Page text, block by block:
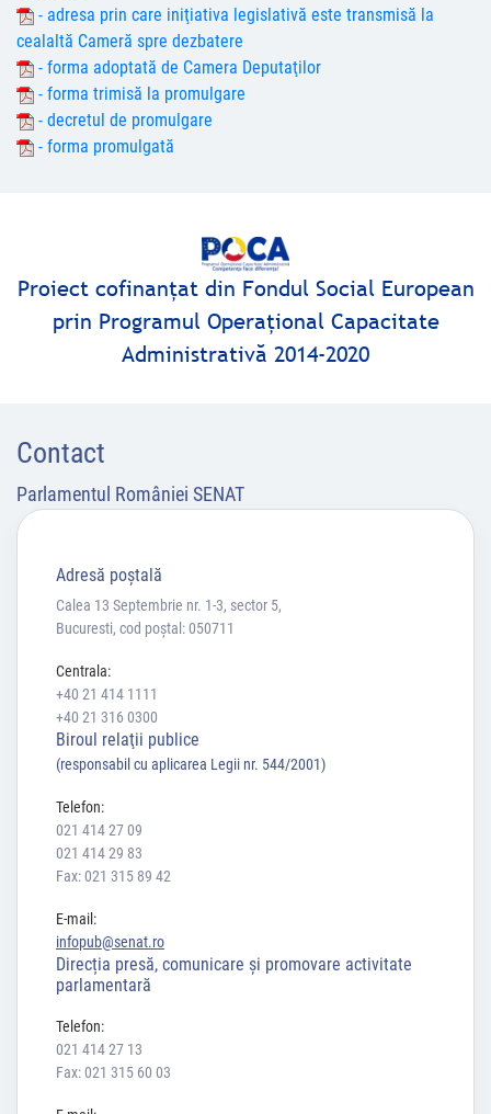
- adresa prin care iniţiativa legislativă este transmisă la
cealaltă Cameră spre dezbatere
- forma adoptată de Camera Deputaţilor
- forma trimisă la promulgare
- decretul de promulgare
- forma promulgată
Proiect cofinanţat din Fondul Social European
prin Programul Operaţional Capacitate
Administrativă 2014-2020
Contact
Parlamentul României SENAT
Adresă poştală
Calea 13 Septembrie nr. 1-3, sector 5,
Bucuresti, cod poștal: 050711
Centrala:
+40 21 414 1111
+40 21 316 0300
Biroul relaţii publice
(responsabil cu aplicarea Legii nr. 544/2001)
Telefon:
021 414 27 09
021 414 29 83
Fax: 021 315 89 42
E-mail:
infopub@senat.ro
Direcția presă, comunicare și promovare activitate
parlamentară
Telefon:
021 414 27 13
Fax: 021 315 60 03